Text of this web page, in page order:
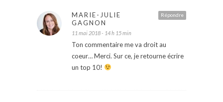
Répondre
MARIE-JULIE
GAGNON
11 mai 2018 - 14 h 15 min
Ton commentaire me va droit au
coeur… Merci. Sur ce, je retourne écrire
un top 10!